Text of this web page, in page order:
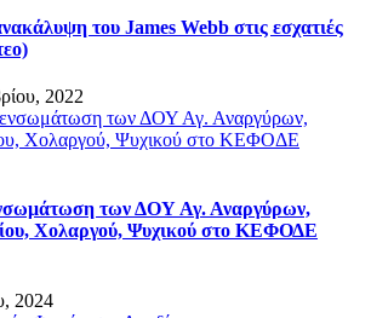
του James Webb στις εσχατιές
2022
των ΔΟΥ Αγ. Αναργύρων,
Χολαργού, Ψυχικού στο ΚΕΦΟΔΕ
2024